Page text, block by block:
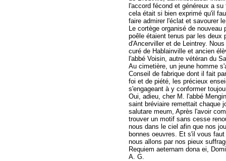
l'accord fécond et généreux a
cela était si bien exprimé qu'il
faire admirer l'éclat et savourer
Le cortège organisé de
poêle étaient tenus par les deux
d'Ancerviller et de Leintrey.
curé de Hablainville et ancien
l'abbé Voisin, autre vétéran du
Au cimetière, un jeune homme
Conseil de fabrique dont il fait
foi et de piété, les précieux
s'engageant à y conformer
Oui, adieu, cher M. l'abbé
saint bréviaire remettait chaque
salutare meum, Après l'avoir
trouver un motif sans cesse
nous dans le ciel afin que nos
bonnes oeuvres. Et s'il vous
nous allons par nos pieux
Requiem aeternam dona ei,
A. G.